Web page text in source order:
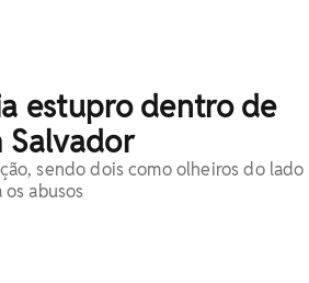
estupro dentro de
Salvador
sendo dois como olheiros do lado
abusos